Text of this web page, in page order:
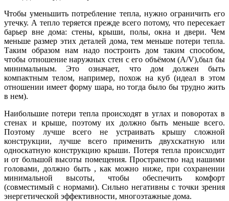
Чтобы уменьшить потребление тепла, нужно ограничить его
утечку. А тепло теряется прежде всего потому, что пересекает
барьер вне дома: стены, крыши, полы, окна и двери. Чем
меньше размер этих деталей дома, тем меньше потери тепла.
Таким образом нам надо построить дом таким способом,
чтобы отношение наружных стен с его объёмом (A/V),был бы
минимальным. Это означает, что дом должен быть
компактным телом, например, похож на куб (идеал в этом
отношении имеет форму шара, но тогда было бы трудно жить
в нем).
Наибольшие потери тепла происходят в углах и поворотах в
стенах и крыше, поэтому их должно быть меньше всего.
Поэтому лучше всего не устраивать крышу сложной
конструкции, лучше всего применить двухскатную или
односкатную конструкцию крыши. Потеря тепла происходит
и от большой высоты помещения. Пространство над нашими
головами, должно быть , как можно ниже, при сохранении
минимальной высоты, чтобы обеспечить комфорт
(совместимый с нормами). Сильно негативны с точки зрения
энергетической эффективности, многоэтажные дома.